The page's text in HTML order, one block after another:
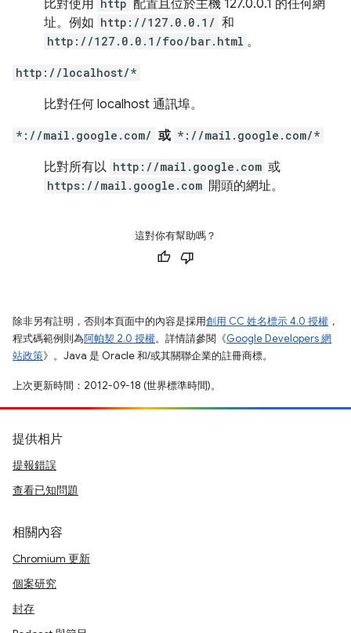
比對使用 http 配置且位於主機 127.0.0.1 的任何網
址。例如 http://127.0.0.1/ 和
http://127.0.0.1/foo/bar.html 。
http://localhost/*
比對任何 localhost 通訊埠。
*://mail.google.com/ 或 *://mail.google.com/*
比對所有以 http://mail.google.com 或
https://mail.google.com 開頭的網址。
這對你有幫助嗎？
除非另有註明，否則本頁面中的內容是採用創用 CC 姓名標示 4.0 授權 ，
程式碼範例則為阿帕契 2.0 授權。詳情請參閱《Google Developers 網
站政策》。Java 是 Oracle 和/或其關聯企業的註冊商標。
上次更新時間：2012-09-18 (世界標準時間)。
提供相片
提報錯誤
查看已知問題
相關內容
Chromium 更新
個案研究
封存